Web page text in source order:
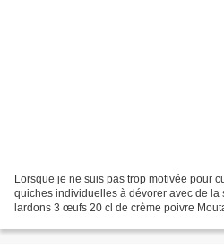
Lorsque je ne suis pas trop motivée pour
quiches individuelles à dévorer avec de la
lardons 3 œufs 20 cl de crème poivre